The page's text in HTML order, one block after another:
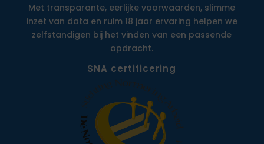
Met transparante, eerlijke voorwaarden, slimme
inzet van data en ruim 18 jaar ervaring helpen we
zelfstandigen bij het vinden van een passende
opdracht.
SNA certificering